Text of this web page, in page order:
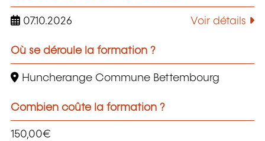
07.10.2026 Voir détails
Où se déroule la formation ?
Huncherange Commune Bettembourg
Combien coûte la formation ?
150,00€